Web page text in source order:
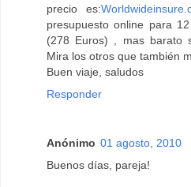
precio es:
presupuesto online para
(278 Euros) , mas barato
Mira los otros que también
Buen viaje, saludos
Responder
Anónimo 01 agosto, 2010
Buenos días, pareja!